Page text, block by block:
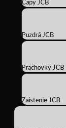
Čapy JCB
Puzdrá JCB
Prachovky JCB
Zaistenie JCB